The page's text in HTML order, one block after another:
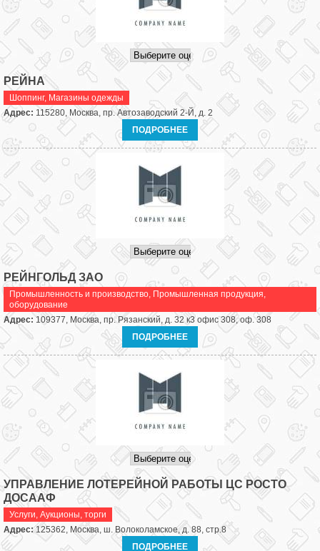
РЕЙНА
Шоппинг, Магазины одежды
Адрес: 115280, Москва, пр. Автозаводский 2-Й, д. 2
ПОДРОБНЕЕ
РЕЙНГОЛЬД ЗАО
Промышленность и производство, Промышленная продукция,
оборудование
Адрес:109377, Москва, пр. Рязанский, д. 32 к3 офис 308, оф. 308
ПОДРОБНЕЕ
УПРАВЛЕНИЕ ЛОТЕРЕЙНОЙ РАБОТЫ ЦС РОСТО
ДОСААФ
Услуги, Аукционы, торги
Адрес:125362, Москва, ш. Волоколамское, д. 88, стр.8
ПОДРОБНЕЕ